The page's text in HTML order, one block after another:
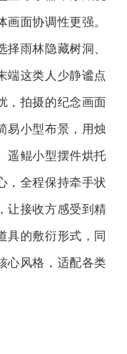
面协调性更强。
雨林隐藏树洞、
端这类人少静谧点
，拍摄的纪念画面
易小型布景，用烛
遥鲲小型摆件烘托
，全程保持牵手状
让接收方感受到精
具的敷衍形式，同
心风格，适配各类